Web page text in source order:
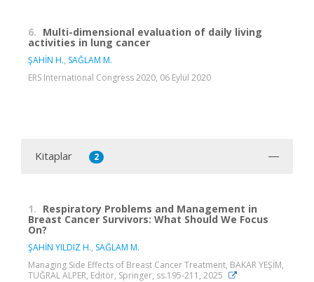
6. Multi-dimensional evaluation of daily living
activities in lung cancer
ŞAHİN H., SAĞLAM M.
ERS International Congress 2020, 06 Eylül 2020
Kitaplar 2
1. Respiratory Problems and Management in
Breast Cancer Survivors: What Should We Focus
On?
ŞAHİN YILDIZ H., SAĞLAM M.
Managing Side Effects of Breast Cancer Treatment, BAKAR YEŞİM,
TUĞRAL ALPER, Editör, Springer, ss.195-211, 2025